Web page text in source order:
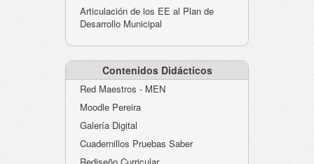
Articulación de los EE al Plan de
Desarrollo Municipal
Contenidos Didácticos
Red Maestros - MEN
Moodle Pereira
Galería Digital
Cuadernillos Pruebas Saber